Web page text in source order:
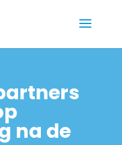
na de